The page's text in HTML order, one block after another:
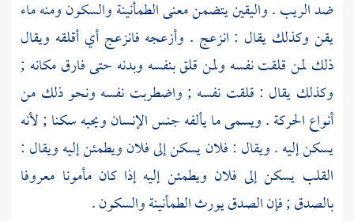
ضد الريب . واليقين يتضمن معنى الطمأنينة والسكون ومنه ماء
يقن وكذلك يقال : انزعج . وأزعجه فانزعج أي أقلقه ويقال
ذلك لمن قلقت نفسه ولمن قلق بنفسه وبدنه حتى فارق مكانه ;
وكذلك يقال : قلقت نفسه ; واضطربت نفسه ونحو ذلك من
أنواع الحركة . ويسمى ما يألفه جنس الإنسان ويحبه سكنا ; لأنه
يسكن إليه . ويقال : فلان يسكن إلى فلان ويطمئن إليه ويقال :
القلب يسكن إلى فلان ويطمئن إليه إذا كان مأمونا معروفا
بالصدق ; فإن الصدق يورث الطمأنينة والسكون .